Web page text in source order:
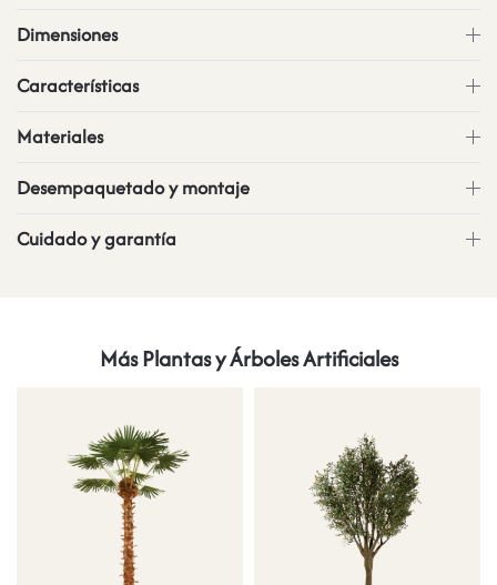
Dimensiones
Características
Materiales
Desempaquetado y montaje
Cuidado y garantía
Más Plantas y Árboles Artificiales